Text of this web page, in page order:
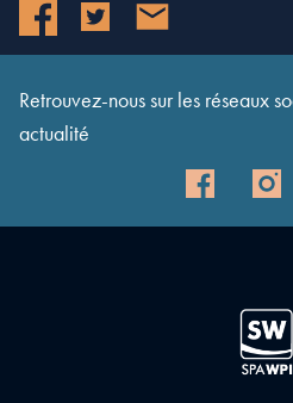
Retrouvez-nous sur les réseaux
actualité